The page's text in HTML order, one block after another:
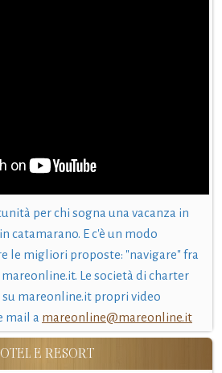
per chi sogna una vacanza in
catamarano. E c'è un modo
le migliori proposte: "navigare" fra
Le società di charter
mareonline.it propri video
mail a mareonline@mareonline.it
E RESORT